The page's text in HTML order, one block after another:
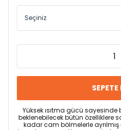
SEPETE
Yüksek ısıtma gücü
beklenebilecek bütün özelliklere
kadar cam bölmelerle